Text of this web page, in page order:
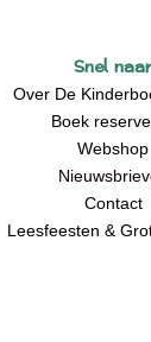
Snel
Over De
Boek
Webshop
Contact
Leesfeesten &